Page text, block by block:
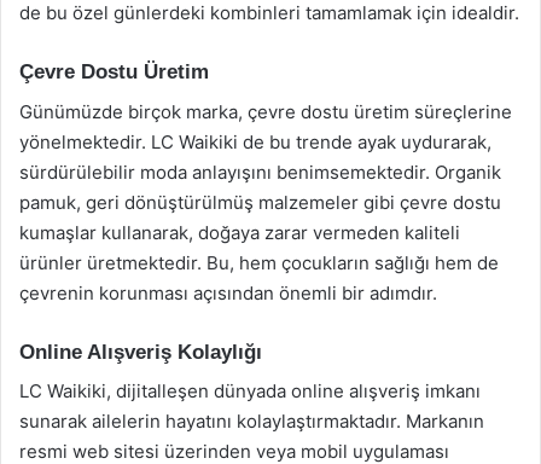
de bu özel günlerdeki kombinleri tamamlamak için idealdir.
Çevre Dostu Üretim
Günümüzde birçok marka, çevre dostu üretim süreçlerine
yönelmektedir. LC Waikiki de bu trende ayak uydurarak,
sürdürülebilir moda anlayışını benimsemektedir. Organik
pamuk, geri dönüştürülmüş malzemeler gibi çevre dostu
kumaşlar kullanarak, doğaya zarar vermeden kaliteli
ürünler üretmektedir. Bu, hem çocukların sağlığı hem de
çevrenin korunması açısından önemli bir adımdır.
Online Alışveriş Kolaylığı
LC Waikiki, dijitalleşen dünyada online alışveriş imkanı
sunarak ailelerin hayatını kolaylaştırmaktadır. Markanın
resmi web sitesi üzerinden veya mobil uygulaması